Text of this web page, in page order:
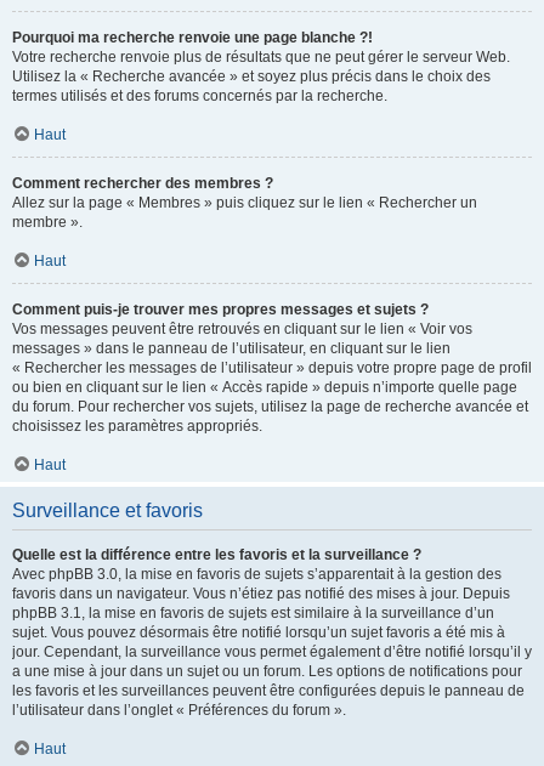
Pourquoi ma recherche renvoie une page blanche ?!
Votre recherche renvoie plus de résultats que ne peut gérer le serveur Web.
Utilisez la « Recherche avancée » et soyez plus précis dans le choix des
termes utilisés et des forums concernés par la recherche.
Haut
Comment rechercher des membres ?
Allez sur la page « Membres » puis cliquez sur le lien « Rechercher un
membre ».
Haut
Comment puis-je trouver mes propres messages et sujets ?
Vos messages peuvent être retrouvés en cliquant sur le lien « Voir vos
messages » dans le panneau de l’utilisateur, en cliquant sur le lien
« Rechercher les messages de l’utilisateur » depuis votre propre page de profil
ou bien en cliquant sur le lien « Accès rapide » depuis n’importe quelle page
du forum. Pour rechercher vos sujets, utilisez la page de recherche avancée et
choisissez les paramètres appropriés.
Haut
Surveillance et favoris
Quelle est la différence entre les favoris et la surveillance ?
Avec phpBB 3.0, la mise en favoris de sujets s’apparentait à la gestion des
favoris dans un navigateur. Vous n’étiez pas notifié des mises à jour. Depuis
phpBB 3.1, la mise en favoris de sujets est similaire à la surveillance d’un
sujet. Vous pouvez désormais être notifié lorsqu’un sujet favoris a été mis à
jour. Cependant, la surveillance vous permet également d’être notifié lorsqu’il y
a une mise à jour dans un sujet ou un forum. Les options de notifications pour
les favoris et les surveillances peuvent être configurées depuis le panneau de
l’utilisateur dans l’onglet « Préférences du forum ».
Haut